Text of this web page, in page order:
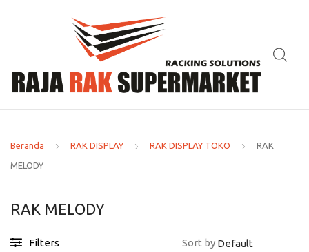
Beranda RAK DISPLAY RAK DISPLAY TOKO RAK
MELODY
RAK MELODY
Filters Sort by